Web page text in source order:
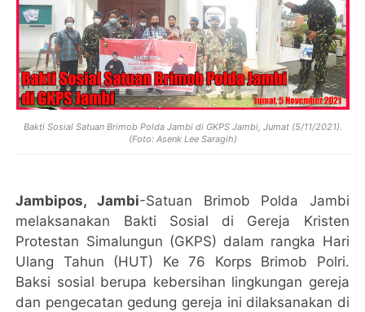
Bakti Sosial Satuan Brimob Polda Jambi di GKPS Jambi, Jumat (5/11/2021).
(Foto: Asenk Lee Saragih)
Jambipos, Jambi-Satuan Brimob Polda Jambi
melaksanakan Bakti Sosial di Gereja Kristen
Protestan Simalungun (GKPS) dalam rangka Hari
Ulang Tahun (HUT) Ke 76 Korps Brimob Polri.
Baksi sosial berupa kebersihan lingkungan gereja
dan pengecatan gedung gereja ini dilaksanakan di